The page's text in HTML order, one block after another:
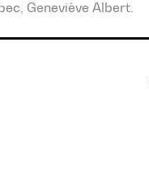
Geneviève Albert.